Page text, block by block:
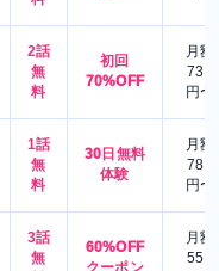
2話
無
料
初回
70%OFF
月額
730
円〜
1話
無
料
30日無料
体験
月額
780
円〜
3話
無
60%OFF
クーポン
月額
550